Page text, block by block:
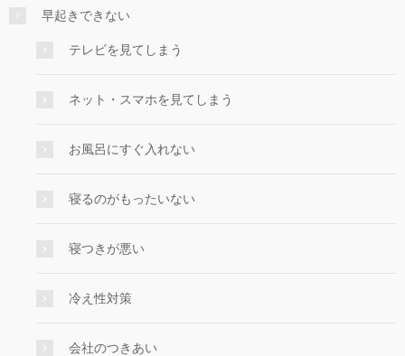
早起きできない
テレビを見てしまう
ネット・スマホを見てしまう
お風呂にすぐ入れない
寝るのがもったいない
寝つきが悪い
冷え性対策
会社のつきあい